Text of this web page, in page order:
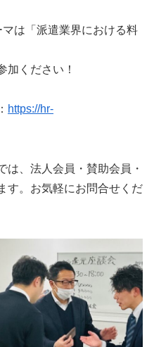
は「派遣業界における料
加ください！
https://hr-
、法人会員・賛助会員・
す。お気軽にお問合せくだ